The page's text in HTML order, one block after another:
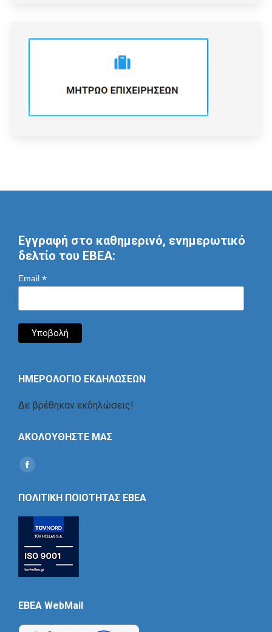
Εγγραφή στο καθημερινό, ενημερωτικό
δελτίο του ΕΒΕΑ:
Email *
ΗΜΕΡΟΛΟΓΙΟ ΕΚΔΗΛΩΣΕΩΝ
Δε βρέθηκαν εκδηλώσεις!
ΑΚΟΛΟΥΘΗΣΤΕ ΜΑΣ
Find us on:
Social
ΠΟΛΙΤΙΚΗ ΠΟΙΟΤΗΤΑΣ ΕΒΕΑ
EBEA WebMail